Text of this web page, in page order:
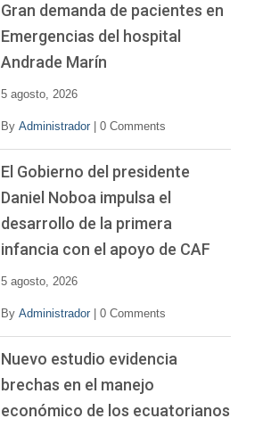
Gran demanda de pacientes en
Emergencias del hospital
Andrade Marín
5 agosto, 2026
By Administrador 0 Comments
El Gobierno del presidente
Daniel Noboa impulsa el
desarrollo de la primera
infancia con el apoyo de CAF
5 agosto, 2026
By Administrador 0 Comments
Nuevo estudio evidencia
brechas en el manejo
económico de los ecuatorianos